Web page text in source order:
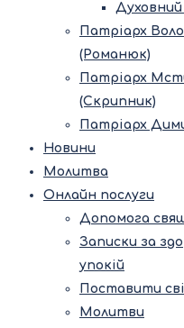
Духовний
Патріарх
(Романюк)
Патріарх
(Скрипник)
Патріарх
Новини
Молитва
Онлайн послуги
Допомога
Записки за
упокій
Поставити
Молитви